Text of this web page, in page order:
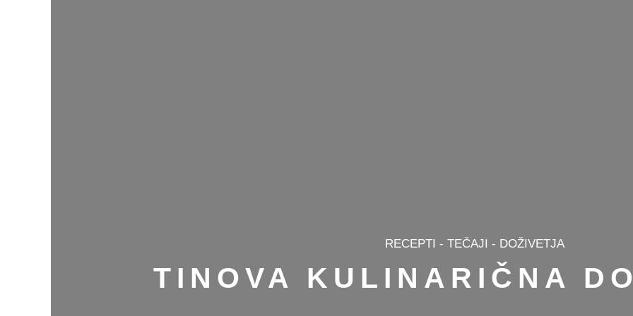
RECEPTI - TEČAJI - DOŽIVETJA
TINOVA KULINARIČNA